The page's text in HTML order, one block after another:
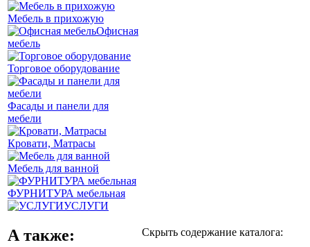
Мебель в прихожую
Офисная
мебель
Торговое оборудование
Фасады и панели для
мебели
Кровати, Матрасы
Мебель для ванной
ФУРНИТУРА мебельная
УСЛУГИ
А также: Скрыть содержание каталога: